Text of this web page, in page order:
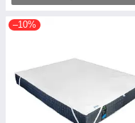
–10%